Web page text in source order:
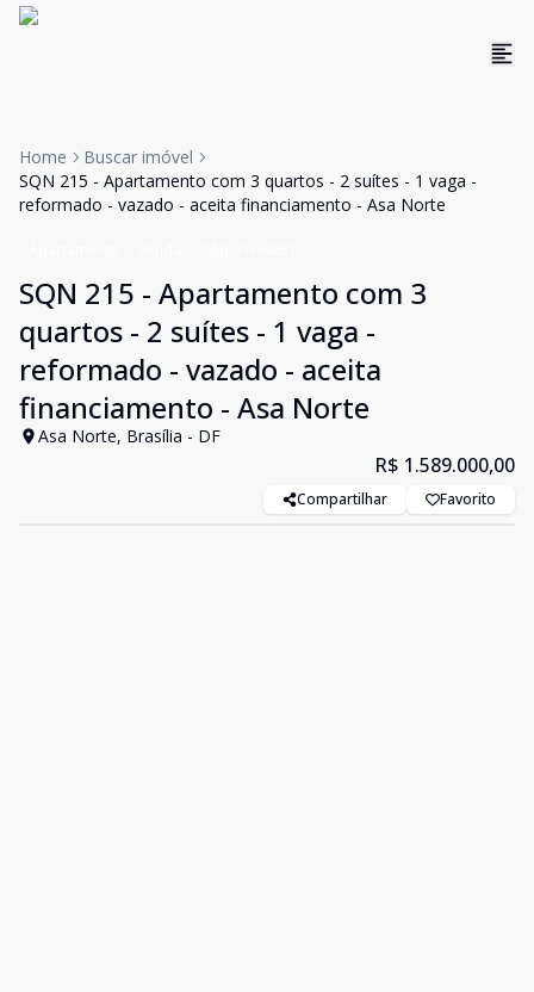
Home
Buscar imóvel
SQN 215 - Apartamento com 3 quartos - 2 suítes - 1 vaga -
reformado - vazado - aceita financiamento - Asa Norte
SQN 215 - Apartamento com 3
quartos - 2 suítes - 1 vaga -
reformado - vazado - aceita
financiamento - Asa Norte
Asa Norte, Brasília - DF
R$ 1.589.000,00
Compartilhar Favorito